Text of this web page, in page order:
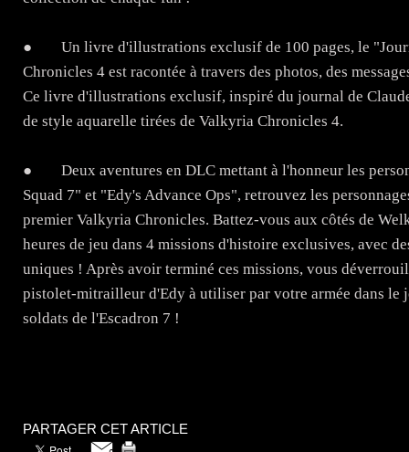
● Un livre d'illustrations exclusif de 100 pages, le
Chronicles 4 est racontée à travers des photos, des
Ce livre d'illustrations exclusif, inspiré du journal de
de style aquarelle tirées de Valkyria Chronicles 4.
● Deux aventures en DLC mettant à l'honneur les
Squad 7" et "Edy's Advance Ops", retrouvez les
premier Valkyria Chronicles. Battez-vous aux côtés de
heures de jeu dans 4 missions d'histoire exclusives, avec
uniques ! Après avoir terminé ces missions, vous
pistolet-mitrailleur d'Edy à utiliser par votre armée dans
soldats de l'Escadron 7 !
PARTAGER CET ARTICLE